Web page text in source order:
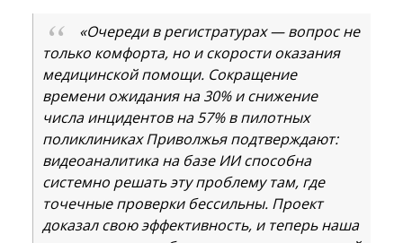
«Очереди в регистратурах — вопрос не
только комфорта, но и скорости оказания
медицинской помощи. Сокращение
времени ожидания на 30% и снижение
числа инцидентов на 57% в пилотных
поликлиниках Приволжья подтверждают:
видеоаналитика на базе ИИ способна
системно решать эту проблему там, где
точечные проверки бессильны. Проект
доказал свою эффективность, и теперь наша